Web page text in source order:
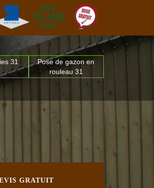
31
Pose de gazon en
rouleau 31
GRATUIT